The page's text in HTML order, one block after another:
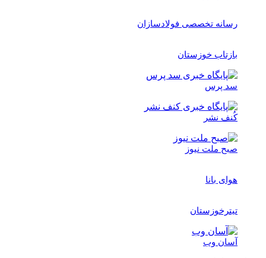
رسانه تخصصی فولادسازان
بازتاب خوزستان
سد پرس
کُنف نشر
صبح ملت نیوز
هوای بانا
تیترخوزستان
آسان وب